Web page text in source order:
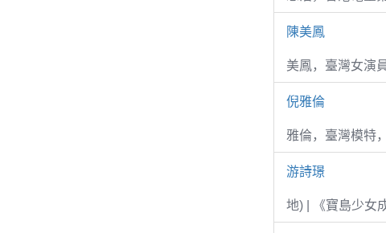
陳美鳳
美鳳，臺灣女演
倪雅倫
雅倫，臺灣模特
游詩璟
地) | 《寶島少女